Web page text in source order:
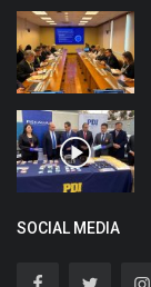
SOCIAL MEDIA